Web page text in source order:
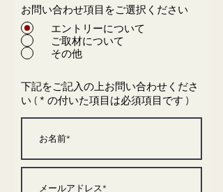
お問い合わせ項目をご選択ください
エントリーについて
ご取材について
その他
下記をご記入の上お問い合わせくださ
い ( * の付いた項目は必須項目です )